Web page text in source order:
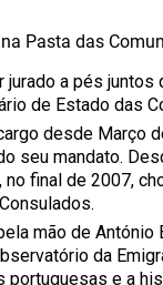
Pasta das
jurado a pés juntos
de Estado das
desde Março
seu mandato.
no final de 2007,
mão de António
da
portuguesas e a